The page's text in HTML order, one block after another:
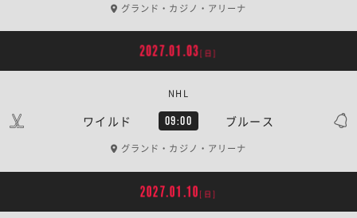
グランド・カジノ・アリーナ
2027.01.03[日]
ワイルド 09:00 ブルース
NHL
グランド・カジノ・アリーナ
2027.01.10 [日]